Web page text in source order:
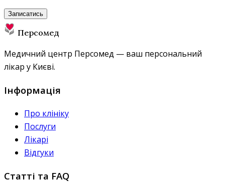
Записатись
Персомед
Медичний центр Персомед — ваш персональний
лікар у Києві.
Інформація
Про клініку
Послуги
Лікарі
Відгуки
Статті та FAQ